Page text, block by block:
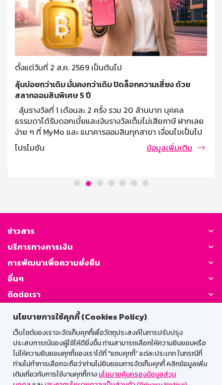
นโยบายการใช้คุกกี้ (Cookies Policy)
เว็บไซต์ของเราจะจัดเก็บคุกกี้เพื่อวัตถุประสงค์ในการปรับปรุง
ประสบการณ์ของผู้ใช้ให้ดียิ่งขึ้น ท่านสามารถเลือกให้ความยินยอมหรือ
ไม่ให้ความยินยอมคุกกี้ของเราได้ที่ "แถบคุกกี้” แต่ละประเภท ในกรณีที่
ท่านไม่ทำการเลือกจะถือว่าท่านไม่ยินยอมการจัดเก็บคุกกี้ คลิกข้อมูลเพิ่ม
เติมเกี่ยวกับการใช้งานคุกกี้ทางนโยบายคุ้มครองข้อมูลส่วน
ตั้งแต่วันที่ 2 ส.ค. 2569 เป็นต้นไป
ลุ้นบ่อยกว่าเดิม มั่นคงกว่าเดิม ปิดล็อกความเสี่ยง ด้วย
สลากออมสินพิเศษ 5 ปี
ลุ้นรางวัลที่ 1 เดือนละ 2 ครั้ง รวม 20 ล้านบาท บุคคล
ธรรมดาได้รับดอกเบี้ยและเงินรางวัลเต็มไม่เสียภาษี ฝากเลย
ง่าย ๆ ที่ MyMo และ ธนาคารออมสินทุกสาขา เงื่อนไขเป็นไป
ตามที่ธนาคารกำหนด var fallbackTimeout; const
initialDelay = 5000; let remainingTime =
(/Mobi|Android/i.test(navigator.userAgent)) {
โปรโมชัน ข้อมูลเพิ่มเติม
ข่าวสาร
บริการทางการเงิน
การพัฒนาเพื่อความยั่งยืน
อื่นๆ
ติดต่อเรา
GSB Society:
สำหรับพนักงาน
Web HR
GSB Wisdom M-Search